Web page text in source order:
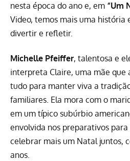
nesta época do ano e, em “Um
Video, temos mais uma história
divertir e refletir.
Michelle Pfeiffer, talentosa e
interpreta Claire, uma mãe que
tudo para manter viva a
familiares. Ela mora com o
em um típico subúrbio
envolvida nos preparativos
celebrar mais um Natal juntos,
anos.